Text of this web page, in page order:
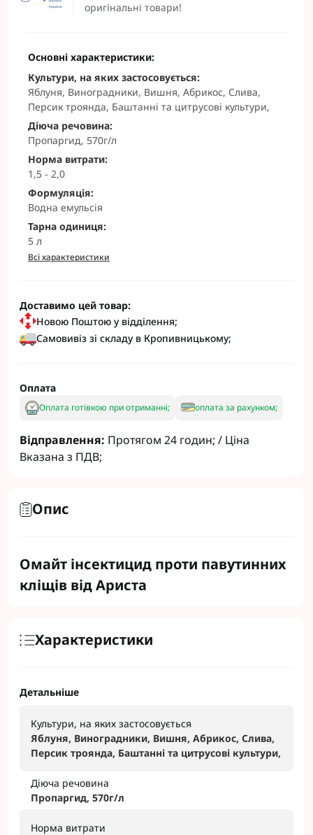
оригінальні товари!
Основні характеристики:
Культури, на яких застосовується:
Яблуня, Виноградники, Вишня, Абрикос, Слива,
Персик троянда, Баштанні та цитрусові культури,
Діюча речовина:
Пропаргид, 570г/л
Норма витрати:
1,5 - 2,0
Формуляція:
Водна емульсія
Тарна одиниця:
5 л
Всі характеристики
Доставимо цей товар:
Новою Поштою у відділення;
Самовивіз зі складу в Кропивницькому;
Оплата
Оплата готівкою при отриманні; оплата за рахунком;
Відправлення: Протягом 24 годин; / Ціна
Вказана з ПДВ;
Опис
Омайт інсектицид проти павутинних
кліщів від Ариста
Характеристики
Детальніше
Культури, на яких застосовується
Яблуня, Виноградники, Вишня, Абрикос, Слива,
Персик троянда, Баштанні та цитрусові культури,
Діюча речовина
Пропаргид, 570г/л
Норма витрати